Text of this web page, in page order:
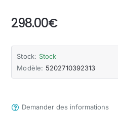
Stock: Stock
Modèle: 5202710392313
298.00€
Demander des informations